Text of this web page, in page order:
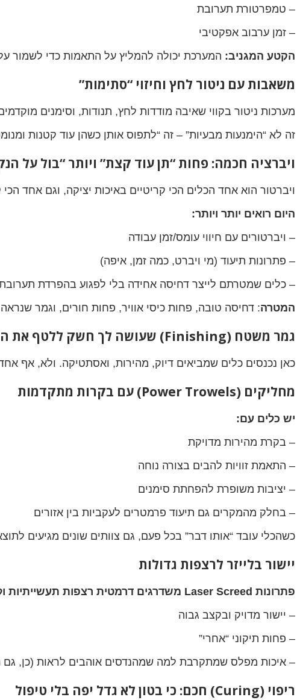
– טמפרטורת תערובת
– זמן ערבוב אפקטיבי
הקטע המגניב: המערכת יכולה להמליץ על התאמות כדי לשמור
משאבות עם ניטור לחץ וחיזוי “סתימות”
מערכות ניטור בקווי שאיבה מודדות לחץ, תנודות, וסימנים
זה לא “הימנעות מבעיות” – זה “לתפוס אותן כשהן עוד קטנות
ויברציה חכמה: פחות “תן עוד קצת” ויותר “בול על
ויברטור הוא אחד הכלים הכי קריטיים באיכות יציקה, וגם אחד הכי
היום רואים יותר ויותר:
– ויברטורים עם חיווי עומס/זמן עבודה
– פתרונות תיעוד (מי ויברט, כמה זמן, איפה)
– כלים שמטרתם לייצר דחיסה אחידה בלי לפגוע בהפרדת
המטרה: דחיסה טובה, פחות כיסי אוויר, פחות חורים, וגמר
גמר משטח (Finishing) שעושה לך חשק ללטף את הרצפה
כאן נכנסים כלים שמביאים דיוק, מהירות, ואסתטיקה. ולא,
מחליקים (Power Trowels) עם בקרות מתקדמות
יש כלים עם:
– בקרת מהירות מדויקת
– התאמת זוויות להבים בצורה נוחה
– יציבות משופרת להפחתת סימנים
– בחלק מהמקרים גם תיעוד פרמטרים לעקביות בין אזורים
כשהכלי עובד “אותו דבר” בכל פעם, גם צוותים שונים מגיעים
יישור בלייזר לרצפות גדולות
פתרונות Laser Screed משדרגים דרמטית רצפות תעשייתיות ולוגיסטיות. הם מאפשרים:
– יישור מדויק ובקצב גבוה
– פחות תיקוני “אחרי”
– איכות מפלס שמתקרבת למה שמהנדסים אוהבים לראות (כן,
ריפוי (Curing) חכם: כי בטון לא גדל יפה בלי טיפול